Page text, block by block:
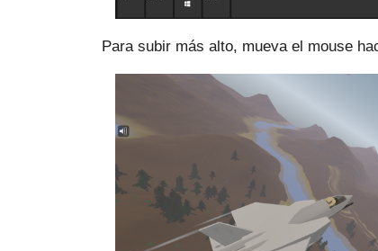
Para subir más alto, mueva el mouse